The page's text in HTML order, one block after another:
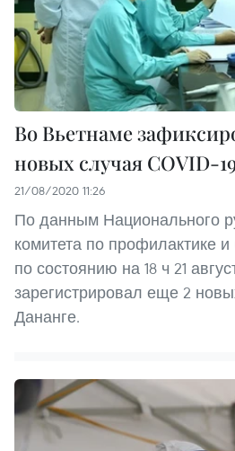
Во Вьетнаме
новых случая COVID-
21/08/2020 11:26
По данным Национального
комитета по профилактике и
по состоянию на 18 ч 21
зарегистрировал еще 2
Дананге.